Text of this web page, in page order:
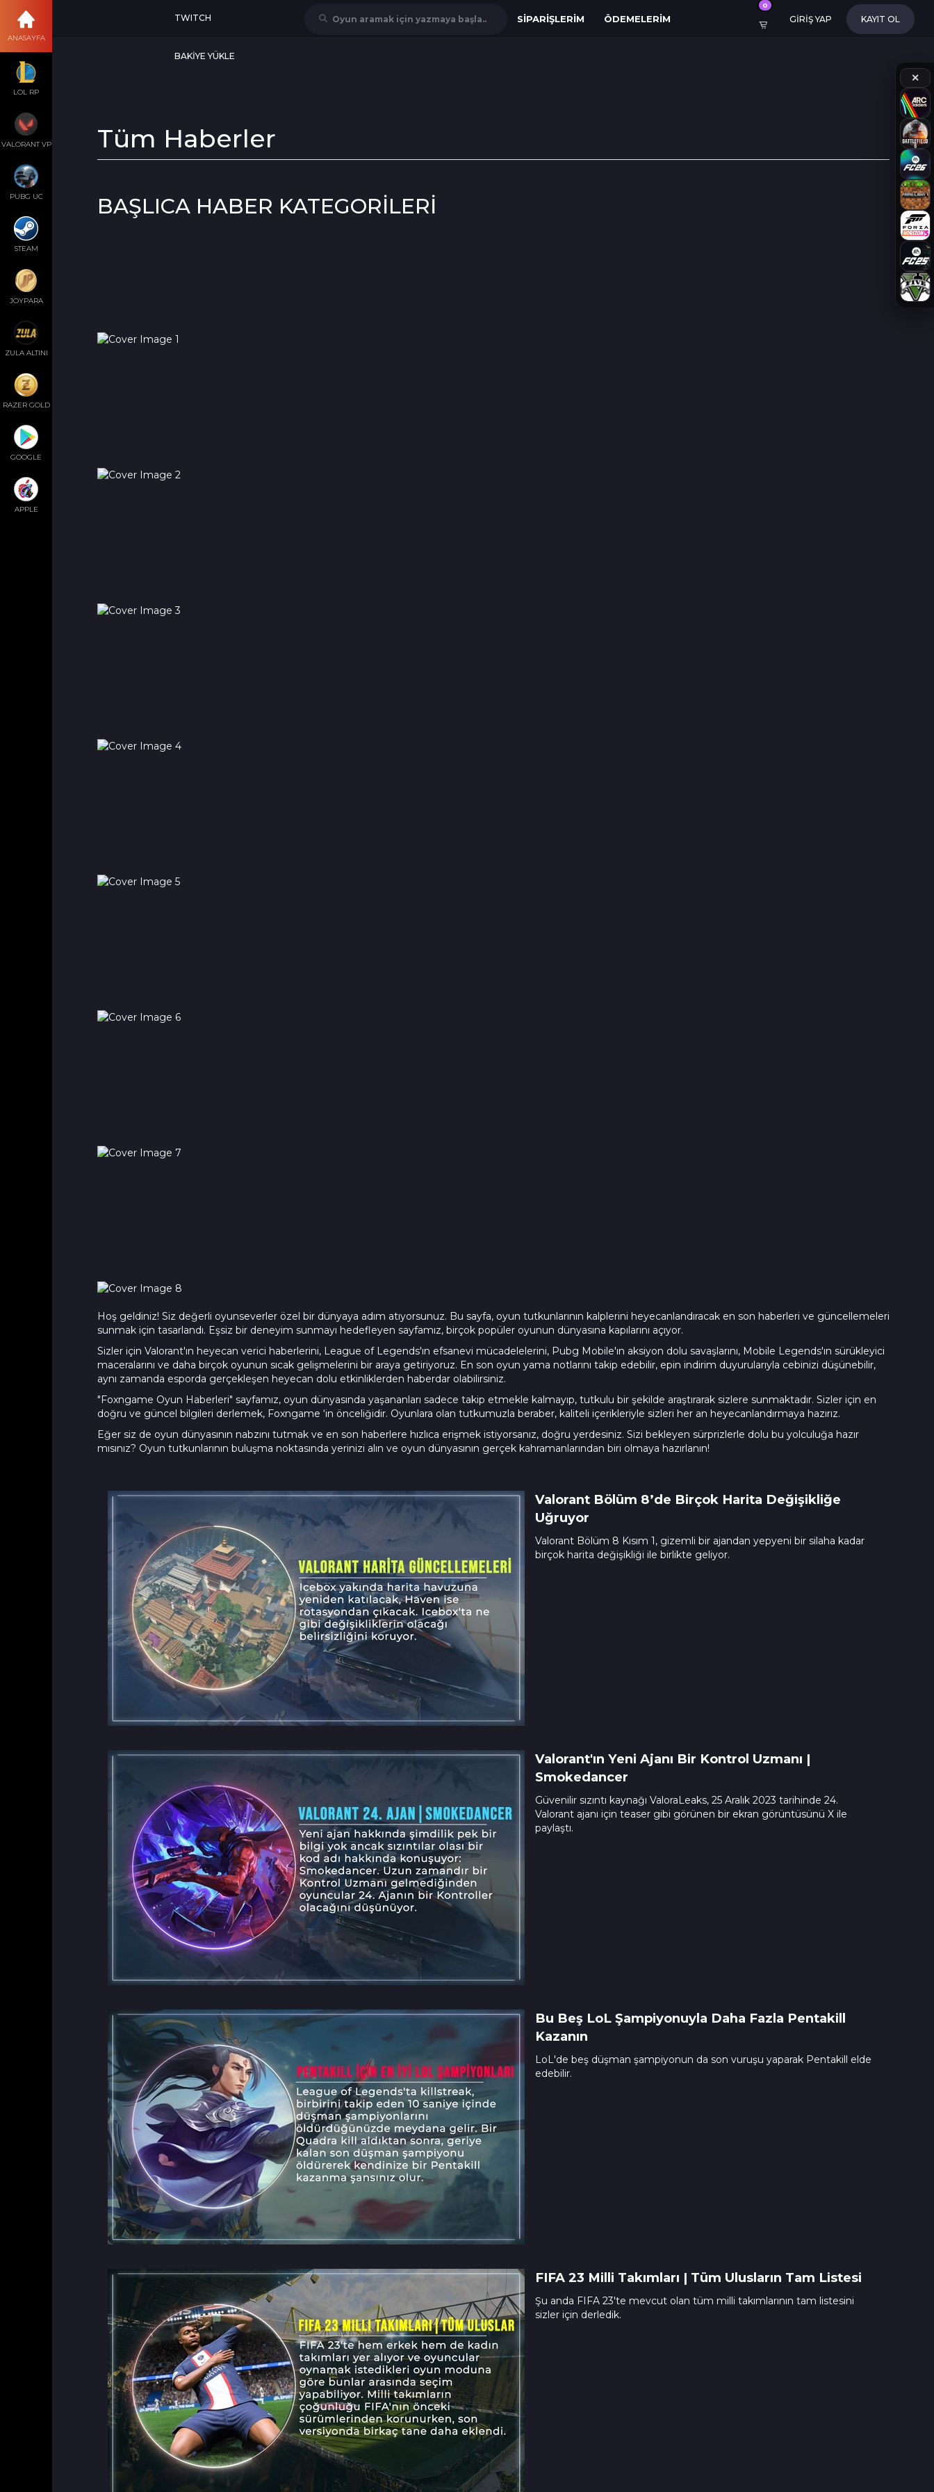
✕
ANASAYFA
LOL RP
VALORANT VP
PUBG UC
STEAM
JOYPARA
ZULA ALTINI
RAZER GOLD
GOOGLE
APPLE
TWITCH
BAKİYE YÜKLE
Oyun aramak için yazmaya başla.. SIPARIŞLERIM ÖDEMELERIM
0
GİRİŞ YAP KAYIT OL
Tüm Haberler
BAŞLICA HABER KATEGORİLERİ
Hoş geldiniz! Siz değerli oyunseverler özel bir dünyaya adım atıyorsunuz. Bu sayfa, oyun tutkunlarının kalplerini heyecanlandıracak en son haberleri ve güncellemeleri
sunmak için tasarlandı. Eşsiz bir deneyim sunmayı hedefleyen sayfamız, birçok popüler oyunun dünyasına kapılarını açıyor.
Sizler için Valorant'ın heyecan verici haberlerini, League of Legends'ın efsanevi mücadelelerini, Pubg Mobile'ın aksiyon dolu savaşlarını, Mobile Legends'ın sürükleyici
maceralarını ve daha birçok oyunun sıcak gelişmelerini bir araya getiriyoruz. En son oyun yama notlarını takip edebilir, epin indirim duyurularıyla cebinizi düşünebilir,
aynı zamanda esporda gerçekleşen heyecan dolu etkinliklerden haberdar olabilirsiniz.
"Foxngame Oyun Haberleri" sayfamız, oyun dünyasında yaşananları sadece takip etmekle kalmayıp, tutkulu bir şekilde araştırarak sizlere sunmaktadır. Sizler için en
doğru ve güncel bilgileri derlemek, Foxngame ‘in önceliğidir. Oyunlara olan tutkumuzla beraber, kaliteli içerikleriyle sizleri her an heyecanlandırmaya hazırız.
Eğer siz de oyun dünyasının nabzını tutmak ve en son haberlere hızlıca erişmek istiyorsanız, doğru yerdesiniz. Sizi bekleyen sürprizlerle dolu bu yolculuğa hazır
mısınız? Oyun tutkunlarının buluşma noktasında yerinizi alın ve oyun dünyasının gerçek kahramanlarından biri olmaya hazırlanın!
Valorant Bölüm 8’de Birçok Harita Değişikliğe
Uğruyor
Valorant Bölüm 8 Kısım 1, gizemli bir ajandan yepyeni bir silaha kadar
birçok harita değişikliği ile birlikte geliyor.
Valorant'ın Yeni Ajanı Bir Kontrol Uzmanı |
Smokedancer
Güvenilir sızıntı kaynağı ValoraLeaks, 25 Aralık 2023 tarihinde 24.
Valorant ajanı için teaser gibi görünen bir ekran görüntüsünü X ile
paylaştı.
Bu Beş LoL Şampiyonuyla Daha Fazla Pentakill
Kazanın
LoL'de beş düşman şampiyonun da son vuruşu yaparak Pentakill elde
edebilir.
FIFA 23 Milli Takımları | Tüm Ulusların Tam Listesi
Şu anda FIFA 23'te mevcut olan tüm milli takımlarının tam listesini
sizler için derledik.